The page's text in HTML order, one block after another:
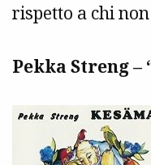
rispetto a chi
Pekka Streng –